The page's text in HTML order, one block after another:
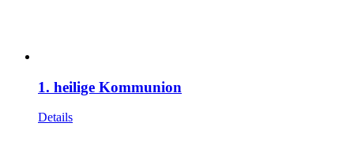
1. heilige Kommunion
Details